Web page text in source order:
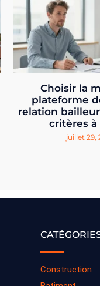
Choisir la
plateforme
relation
critères à
juillet 29,
Construction